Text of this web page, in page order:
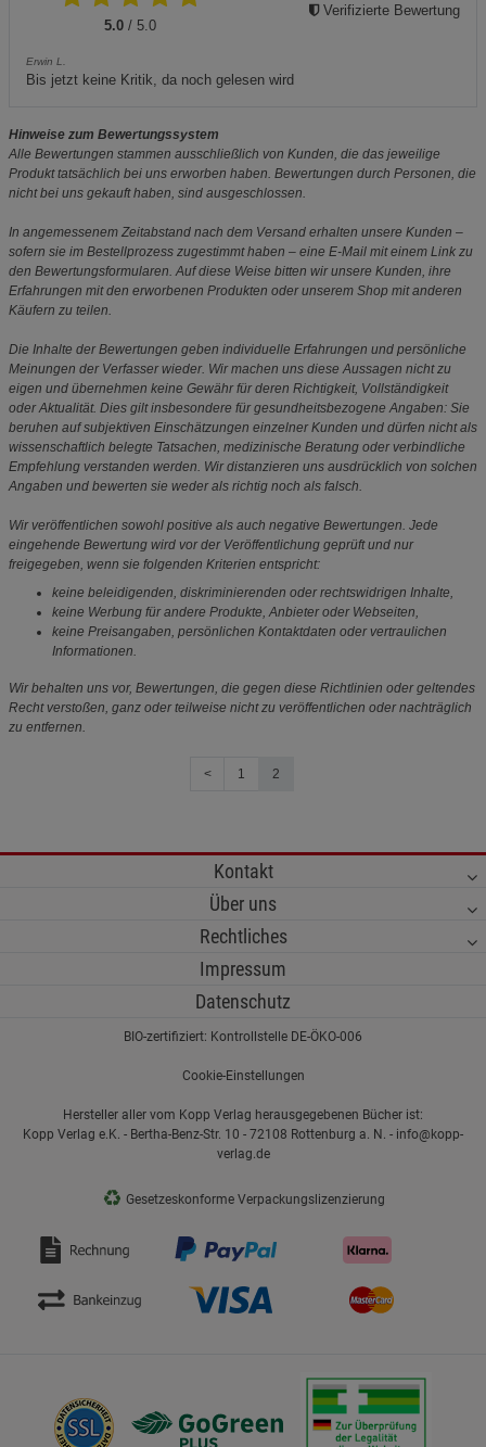
5.0 / 5.0
Erwin L.
Bis jetzt keine Kritik, da noch gelesen wird
Verifizierte Bewertung
Hinweise zum Bewertungssystem
Alle Bewertungen stammen ausschließlich von Kunden, die das jeweilige
Produkt tatsächlich bei uns erworben haben. Bewertungen durch Personen, die
nicht bei uns gekauft haben, sind ausgeschlossen.
In angemessenem Zeitabstand nach dem Versand erhalten unsere Kunden –
sofern sie im Bestellprozess zugestimmt haben – eine E-Mail mit einem Link zu
den Bewertungsformularen. Auf diese Weise bitten wir unsere Kunden, ihre
Erfahrungen mit den erworbenen Produkten oder unserem Shop mit anderen
Käufern zu teilen.
Die Inhalte der Bewertungen geben individuelle Erfahrungen und persönliche
Meinungen der Verfasser wieder. Wir machen uns diese Aussagen nicht zu
eigen und übernehmen keine Gewähr für deren Richtigkeit, Vollständigkeit
oder Aktualität. Dies gilt insbesondere für gesundheitsbezogene Angaben: Sie
beruhen auf subjektiven Einschätzungen einzelner Kunden und dürfen nicht als
wissenschaftlich belegte Tatsachen, medizinische Beratung oder verbindliche
Empfehlung verstanden werden. Wir distanzieren uns ausdrücklich von solchen
Angaben und bewerten sie weder als richtig noch als falsch.
Wir veröffentlichen sowohl positive als auch negative Bewertungen. Jede
eingehende Bewertung wird vor der Veröffentlichung geprüft und nur
freigegeben, wenn sie folgenden Kriterien entspricht:
keine beleidigenden, diskriminierenden oder rechtswidrigen Inhalte,
keine Werbung für andere Produkte, Anbieter oder Webseiten,
keine Preisangaben, persönlichen Kontaktdaten oder vertraulichen
Informationen.
Wir behalten uns vor, Bewertungen, die gegen diese Richtlinien oder geltendes
Recht verstoßen, ganz oder teilweise nicht zu veröffentlichen oder nachträglich
zu entfernen.
< 1 2
Kontakt
Über uns
Rechtliches
Impressum
Datenschutz
BIO-zertifiziert: Kontrollstelle DE-ÖKO-006
Cookie-Einstellungen
Hersteller aller vom Kopp Verlag herausgegebenen Bücher ist:
Kopp Verlag e.K. - Bertha-Benz-Str. 10 - 72108 Rottenburg a. N. - info@kopp-
verlag.de
♻ Gesetzeskonforme Verpackungslizenzierung